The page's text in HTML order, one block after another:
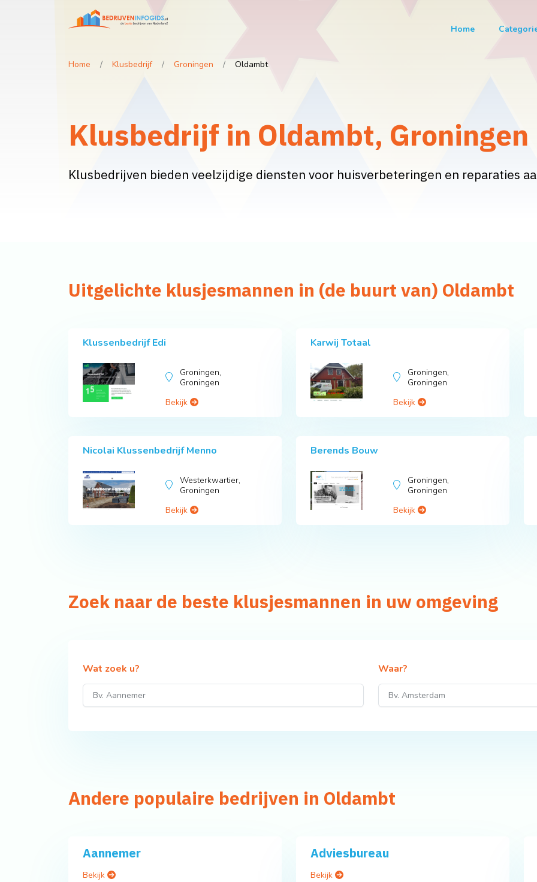
Home
Home Klusbedrijf Groningen Oldambt
Klusbedrijf in Oldambt, Groningen
Klusbedrijven bieden veelzijdige diensten voor huisverbeteringen en reparaties
Uitgelichte klusjesmannen in (de buurt van) Oldambt
Klussenbedrijf Edi
Groningen,
Groningen
Bekijk
Karwij Totaal
Groningen,
Groningen
Bekijk
Nicolai Klussenbedrijf Menno
Westerkwartier,
Groningen
Bekijk
Berends Bouw
Groningen,
Groningen
Bekijk
Zoek naar de beste klusjesmannen in uw omgeving
Wat zoek u? Waar?
Andere populaire bedrijven in Oldambt
Aannemer
Bekijk
Adviesbureau
Bekijk